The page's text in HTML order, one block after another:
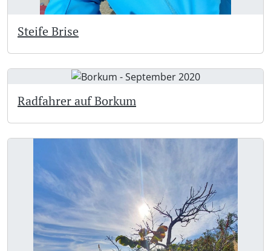
Steife Brise
Radfahrer auf Borkum